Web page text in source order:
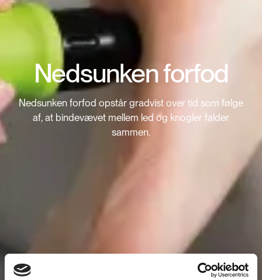
Nedsunken forfod
Nedsunken forfod opstår gradvist over tid som følge
af, at bindevævet mellem led og knogler falder
sammen.